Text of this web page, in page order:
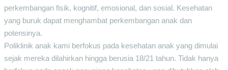
perkembangan fisik, kognitif, emosional, dan sosial. Kesehatan
yang buruk dapat menghambat perkembangan anak dan
potensinya.
Poliklinik anak kami berfokus pada kesehatan anak yang dimulai
sejak mereka dilahirkan hingga berusia 18/21 tahun. Tidak hanya